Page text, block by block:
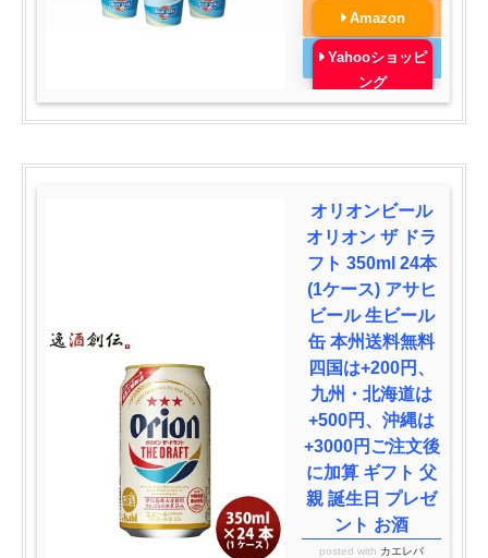
Amazon
Yahooショッピ
ング
オリオンビール
オリオン ザ ドラ
フト 350ml 24本
(1ケース) アサヒ
ビール 生ビール
缶 本州送料無料
四国は+200円、
九州・北海道は
+500円、沖縄は
+3000円ご注文後
に加算 ギフト 父
親 誕生日 プレゼ
ント お酒
posted with カエレバ